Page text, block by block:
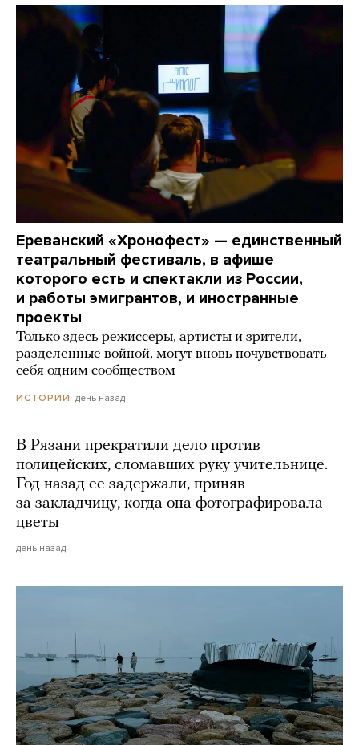
Ереванский «Хронофест» — единственный
театральный фестиваль, в афише
которого есть и спектакли из России,
и работы эмигрантов, и иностранные
проекты
Только здесь режиссеры, артисты и зрители,
разделенные войной, могут вновь почувствовать
себя одним сообществом
ИСТОРИИ день назад
В Рязани прекратили дело против
полицейских, сломавших руку учительнице.
Год назад ее задержали, приняв
за закладчицу, когда она фотографировала
цветы
день назад